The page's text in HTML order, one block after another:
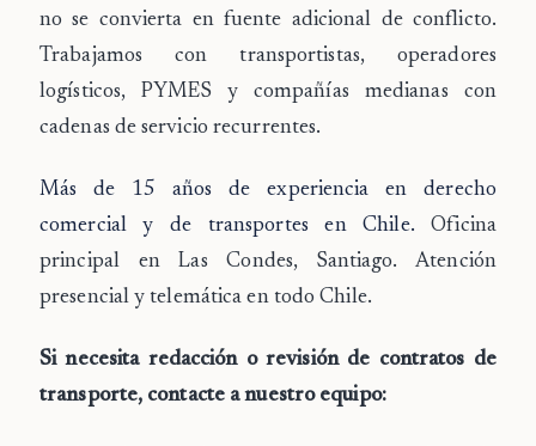
no se convierta en fuente adicional de conflicto.
Trabajamos con transportistas, operadores
logísticos, PYMES y compañías medianas con
cadenas de servicio recurrentes.
Más de 15 años de experiencia en derecho
comercial y de transportes en Chile. Oficina
principal en Las Condes, Santiago. Atención
presencial y telemática en todo Chile.
Si necesita redacción o revisión de contratos de
transporte, contacte a nuestro equipo: